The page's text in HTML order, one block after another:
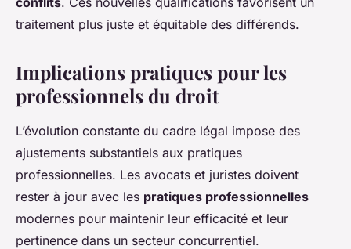
traitement plus juste et équitable des différends.
Implications pratiques pour les
professionnels du droit
L’évolution constante du cadre légal impose des
ajustements substantiels aux pratiques
professionnelles. Les avocats et juristes doivent
rester à jour avec les pratiques professionnelles
modernes pour maintenir leur efficacité et leur
pertinence dans un secteur concurrentiel.